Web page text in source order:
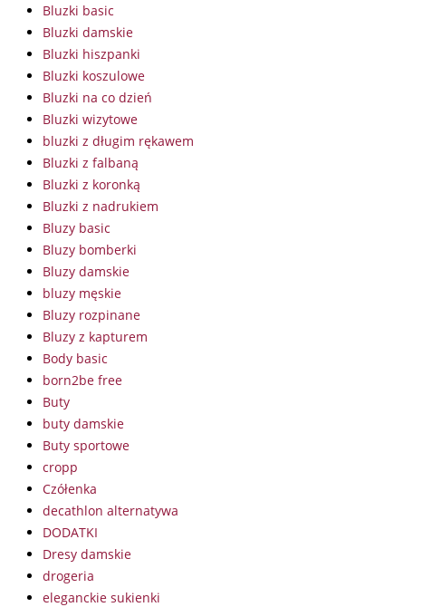
Bluzki basic
Bluzki damskie
Bluzki hiszpanki
Bluzki koszulowe
Bluzki na co dzień
Bluzki wizytowe
bluzki z długim rękawem
Bluzki z falbaną
Bluzki z koronką
Bluzki z nadrukiem
Bluzy basic
Bluzy bomberki
Bluzy damskie
bluzy męskie
Bluzy rozpinane
Bluzy z kapturem
Body basic
born2be free
Buty
buty damskie
Buty sportowe
cropp
Czółenka
decathlon alternatywa
DODATKI
Dresy damskie
drogeria
eleganckie sukienki